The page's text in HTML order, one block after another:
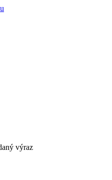
výraz